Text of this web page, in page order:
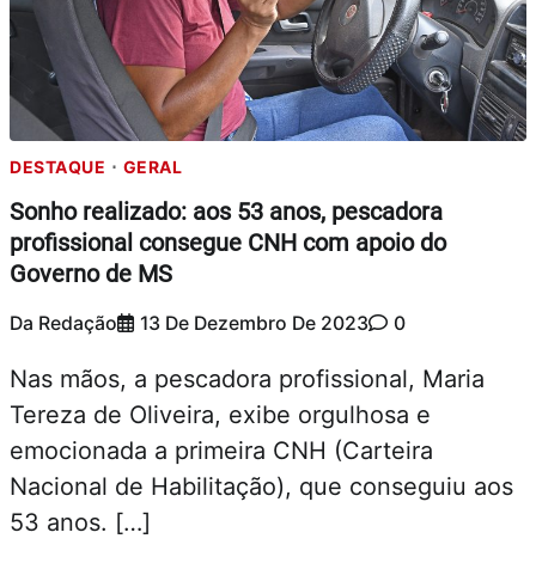
DESTAQUE GERAL
Sonho realizado: aos 53 anos, pescadora
profissional consegue CNH com apoio do
Governo de MS
Da Redação 13 De Dezembro De 2023 0
Nas mãos, a pescadora profissional, Maria
Tereza de Oliveira, exibe orgulhosa e
emocionada a primeira CNH (Carteira
Nacional de Habilitação), que conseguiu aos
53 anos. […]